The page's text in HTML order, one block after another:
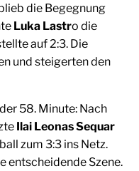
die Begegnung
Luka Lastro die
auf 2:3. Die
und steigerten den
58. Minute: Nach
Ilai Leonas Sequar
zum 3:3 ins Netz.
entscheidende Szene.